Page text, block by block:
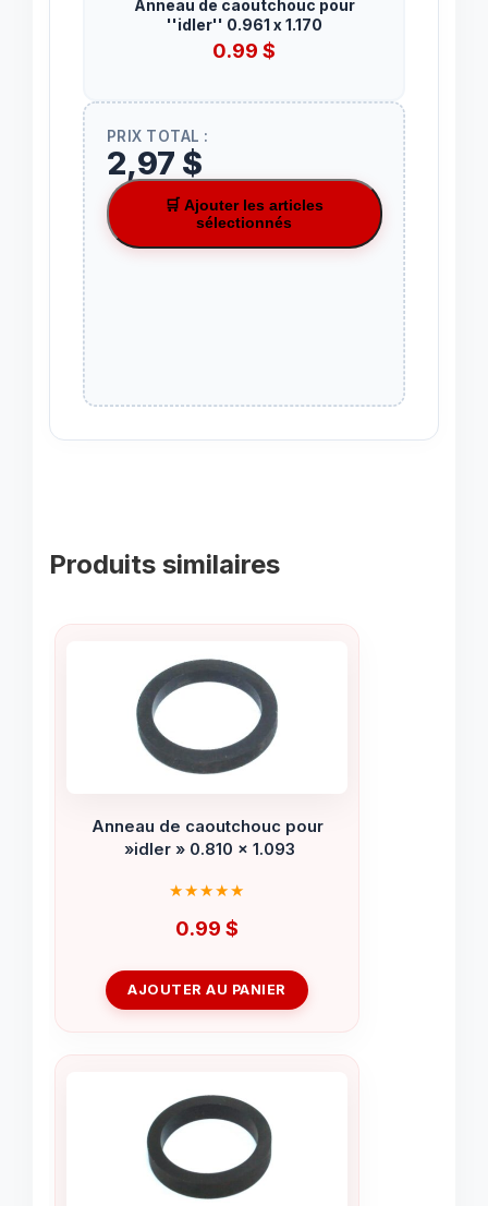
Anneau de caoutchouc pour
''idler'' 0.961 x 1.170
0.99 $
PRIX TOTAL :
2,97 $
🛒 Ajouter les articles
sélectionnés
Produits similaires
Anneau de caoutchouc pour
»idler » 0.810 x 1.093
0.99 $
AJOUTER AU PANIER